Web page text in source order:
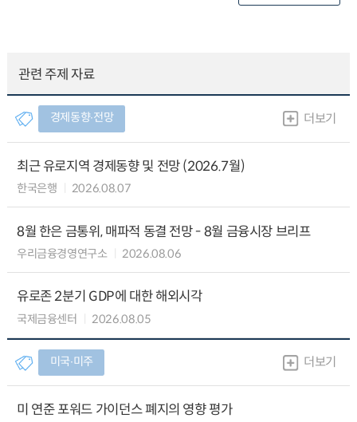
관련 주제 자료
경제동향∙전망 더보기
최근 유로지역 경제동향 및 전망 (2026.7월)
한국은행 2026.08.07
8월 한은 금통위, 매파적 동결 전망 - 8월 금융시장 브리프
우리금융경영연구소 2026.08.06
유로존 2분기 GDP에 대한 해외시각
국제금융센터 2026.08.05
미국∙미주 더보기
미 연준 포워드 가이던스 폐지의 영향 평가